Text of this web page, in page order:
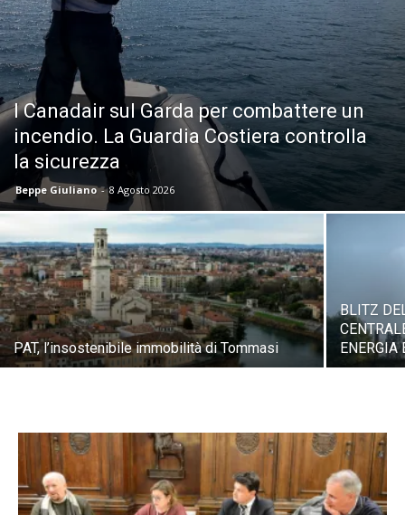
I Canadair sul Garda per combattere un
incendio. La Guardia Costiera controlla
la sicurezza
Beppe Giuliano - 8 Agosto 2026
PAT, l’insostenibile immobilità di Tommasi
BLITZ
ENERGIA